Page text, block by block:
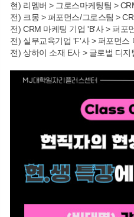
현) 리멤버 > 그로스마케팅팀 >
전) 크몽 > 퍼포먼스/그로스팀 >
전) CRM 마케팅 기업 'B'사 > 퍼포
전) 실무교육기업 'F'사 > 퍼포먼스
전) 상하이 소재 E사 > 글로벌 디지